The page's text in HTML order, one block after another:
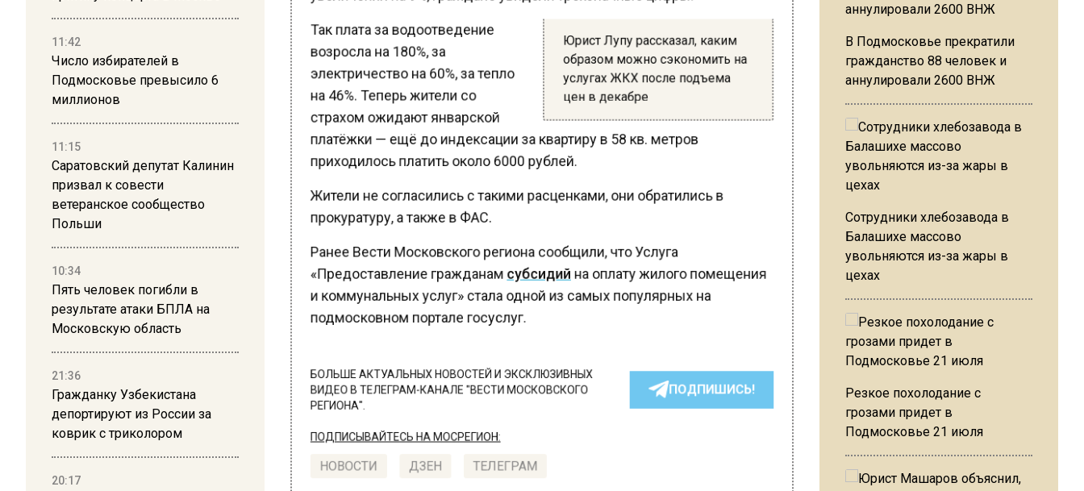
11:42
Число избирателей в
Подмосковье превысило 6
миллионов
11:15
Саратовский депутат Калинин
призвал к совести
ветеранское сообщество
Польши
10:34
Пять человек погибли в
результате атаки БПЛА на
Московскую область
21:36
Гражданку Узбекистана
депортируют из России за
коврик с триколором
20:17
Юрист Лупу рассказал, каким
образом можно сэкономить на
услугах ЖКХ после подъема
цен в декабре
Так плата за водоотведение
возросла на 180%, за
электричество на 60%, за тепло
на 46%. Теперь жители со
страхом ожидают январской
платёжки — ещё до индексации за квартиру в 58 кв. метров
приходилось платить около 6000 рублей.
Жители не согласились с такими расценками, они обратились в
прокуратуру, а также в ФАС.
Ранее Вести Московского региона сообщили, что Услуга
«Предоставление гражданамсубсидийна оплату жилого помещения
и коммунальных услуг» стала одной из самых популярных на
подмосковном портале госуслуг.
БОЛЬШЕ АКТУАЛЬНЫХ НОВОСТЕЙ И ЭКСКЛЮЗИВНЫХ
ВИДЕО В ТЕЛЕГРАМ-КАНАЛЕ "ВЕСТИ МОСКОВСКОГО
РЕГИОНА".
ПОДПИШИСЬ!
ПОДПИСЫВАЙТЕСЬ НА МОСРЕГИОН:
НОВОСТИ ДЗЕН ТЕЛЕГРАМ
В Подмосковье прекратили
гражданство 88 человек и
аннулировали 2600 ВНЖ
Сотрудники хлебозавода в
Балашихе массово
увольняются из-за жары в
цехах
Резкое похолодание с
грозами придет в
Подмосковье 21 июля